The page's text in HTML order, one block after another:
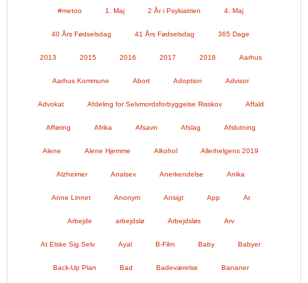
#metoo 1. Maj 2 År i Psykiatrien 4. Maj
40 Års Fødselsdag 41 Års Fødselsdag 365 Dage
2013 2015 2016 2017 2018 Aarhus
Aarhus Kommune Abort Adoption Advisor
Advokat Afdeling for Selvmordsforbyggelse Risskov Affald
Afføring Afrika Afsavn Afslag Afslutning
Alene Alene Hjemme Alkohol Allerhelgens 2019
Alzheimer Analsex Anerkendelse Anika
Anne Linnet Anonym Ansigt App Ar
Arbejde arbejdslø Arbejdsløs Arv
At Elske Sig Selv Ayal B-Film Baby Babyer
Back-Up Plan Bad Badeværelse Bananer